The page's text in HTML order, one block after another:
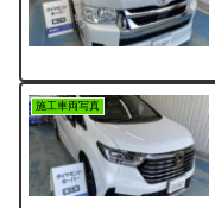
施工車両写真